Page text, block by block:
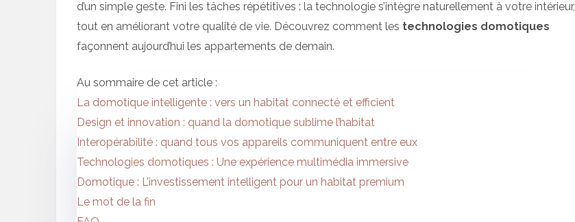
d’un simple geste. Fini les tâches répétitives : la technologie s’intègre naturellement à votre intérieur,
tout en améliorant votre qualité de vie. Découvrez comment les technologies domotiques
façonnent aujourd’hui les appartements de demain.
Au sommaire de cet article :
La domotique intelligente : vers un habitat connecté et efficient
Design et innovation : quand la domotique sublime l’habitat
Interopérabilité : quand tous vos appareils communiquent entre eux
Technologies domotiques : Une expérience multimédia immersive
Domotique : L’investissement intelligent pour un habitat premium
Le mot de la fin